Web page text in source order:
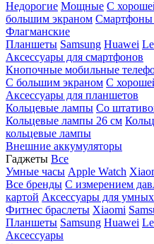
Недорогие Мощные С
большим экраном Смартфоны
Флагманские
Планшеты Samsung Huawei
Аксессуары для смартфонов
Кнопочные мобильные
С большим экраном С
Аксессуары для планшетов
Кольцевые лампы Со
Кольцевые лампы 26 см
кольцевые лампы
Внешние аккумуляторы
Гаджеты Все
Умные часы Apple Watch
Все бренды C измерением
картой Аксессуары для умных
Фитнес браслеты Xiaomi
Планшеты Samsung Huawei
Аксессуары